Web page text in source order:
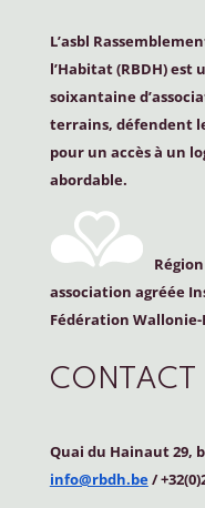
L’asbl
l’Habitat (RBDH) est
soixantaine
terrains, défendent
pour un accès à un
abordable.
association agréée
Fédération
CONTACT
Quai du Hainaut 29,
info@rbdh.be/